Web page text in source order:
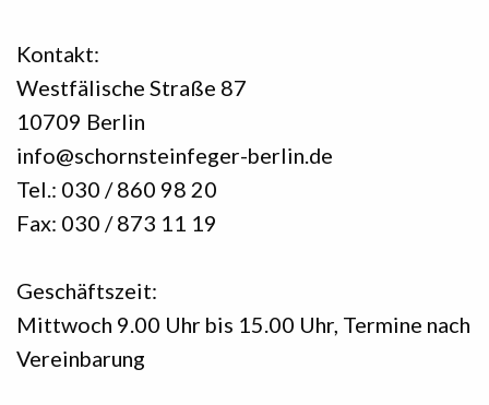
Kontakt:
Westfälische Straße 87
10709 Berlin
info@schornsteinfeger-berlin.de
Tel.: 030 / 860 98 20
Fax: 030 / 873 11 19
Geschäftszeit:
Mittwoch 9.00 Uhr bis 15.00 Uhr, Termine nach
Vereinbarung